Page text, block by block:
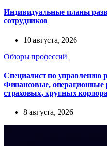
Индивидуальные планы
сотрудников
10 августа, 2026
Обзоры профессий
Специалист по управлению
Финансовые, операционные
страховых, крупных
8 августа, 2026